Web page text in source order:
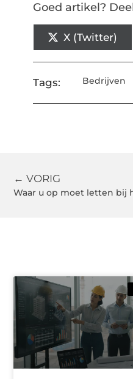
Goed artikel?
X (Twitter)
Tags: Bedrijven
← VORIG
Waar u op moet letten bij